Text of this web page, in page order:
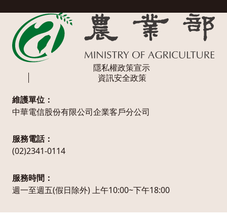
隱私權政策宣示
資訊安全政策
維護單位：
中華電信股份有限公司企業客戶分公司
服務電話：
(02)2341-0114
服務時間：
週一至週五(假日除外) 上午10:00~下午18:00